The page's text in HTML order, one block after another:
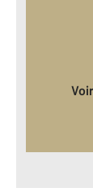
Voir les 17 biens correspondant à votre